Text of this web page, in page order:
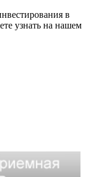
в
узнать на нашем